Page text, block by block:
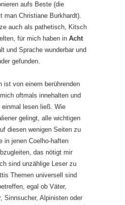
aufs Beste (die
man Christiane Burkhardt).
auch als pathetisch, Kitsch
für mich haben in Acht
und Sprache wunderbar und
gefunden.
ist von einem berührenden
oftmals innehalten und
einmal lesen ließ. Wie
gelingt, alle wichtigen
diesen wenigen Seiten zu
in jenen Coelho-haften
das nötigt mir
sind unzählige Leser zu
Themen universell sind
egal ob Väter,
Sinnsucher, Alpinisten oder